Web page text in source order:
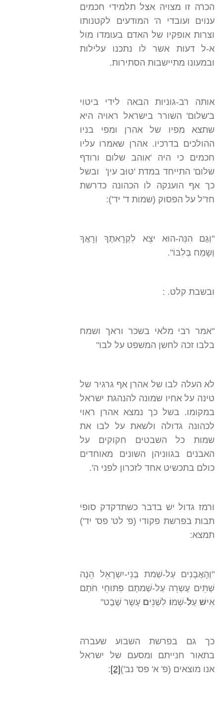
הכרה זו מצויה אצל תלמידי חכמים
ענוים ועובדי ה' המודעים לקטנותו
וצרות אופקיו של האדם בעומדו מול
א-ל דעות אשר לו נתכנו עלילות
ובמעונו מתיישבות הסתירות.
אותה רב-גוניות הבאה לידי ביטוי
ב'שלום' השורר בישראל ראויה היא
שתצא מפיו של אהרן ומפי בניו
ההולכים בדרכיו. אהרן שאמרו עליו
חכמים כי היה 'אוהב שלום ורודף
שלום' התייחד במדת 'טוּב עין' ובשל
כך אף הוענקה לו הכהונה כדרשת
חז"ל על הפסוק (שמות ד' יד'):
"וְגַם הִנֵּה-הוּא יצֵא לִקְרָאתֶךָ וְרָאֲךָ
וְשָמַח בְּלִבּוֹ".
ובשבת קלט. :
"אמר רבי מלאי בשכר וראך ושמח
בלבו זכה לחשן המשפט על לבו"
לא העלה לבו של אהרן אף גרגיר של
טינה על אחיו שמונה להנהגת ישראל
במקומו. בשל כך נמצא אהרן ראוי
לכהונה גדולה ולשאת על לבו את
שמות כל השבטים חקוקים על
האבנים בגווניהן השונים מאוחדים
כולם בתכשיט אחד לזכרון לפני ה'.
ורמז גדול יש בדבר כשתדקדק סופי
תבות בפרשת פקודי (פ' לט' פס' יד')
תמצא:
"וְהָאֲבָנִים עַל-שְׁמת בְּנֵי-יִשְרָאֵל הֵנָּה
שְׁתֵּים עֶשְרֵה עַל-שְׁמתָם פִּתּוּחֵי חֹתָם
אִישׁ עַל-שְׁמוֹ לִשְׁנֵים עָשָר שָׁבֶט"
כך גם בפרשת השבוע שעברה
בתאור חנייתם ומסעם של ישראל
אנו מוצאים (פ' א' פס' נב')[2]
: